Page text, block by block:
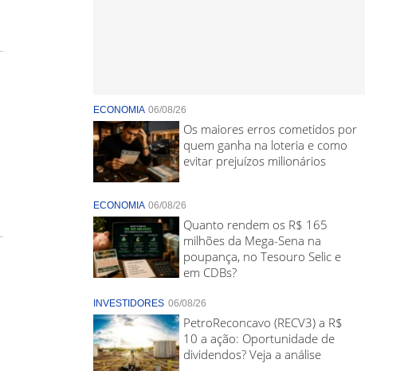
ECONOMIA 06/08/26
Os maiores erros cometidos por
quem ganha na loteria e como
evitar prejuízos milionários
ECONOMIA 06/08/26
Quanto rendem os R$ 165
milhões da Mega-Sena na
poupança, no Tesouro Selic e
em CDBs?
INVESTIDORES 06/08/26
PetroReconcavo (RECV3) a R$
10 a ação: Oportunidade de
dividendos? Veja a análise